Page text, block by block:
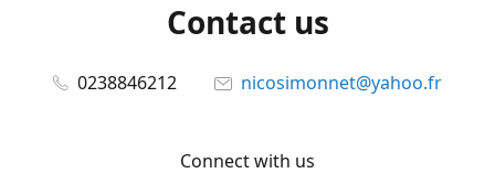
Contact us
0238846212 nicosimonnet@yahoo.fr
Connect with us